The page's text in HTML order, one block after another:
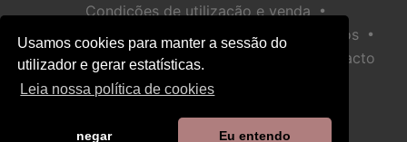
Usamos cookies para manter a sessão do
utilizador e gerar estatísticas.
Leia nossa política de cookies
negar Eu entendo
Condições de utilização e venda •
Política de privacidade Política de Biscoitos •
Política de Segurança Infantil Ajuda / Contacto